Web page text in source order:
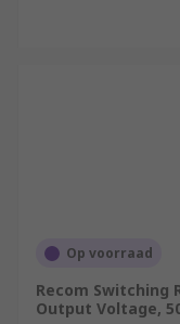
Op voorraad
Recom Switching
Output Voltage,